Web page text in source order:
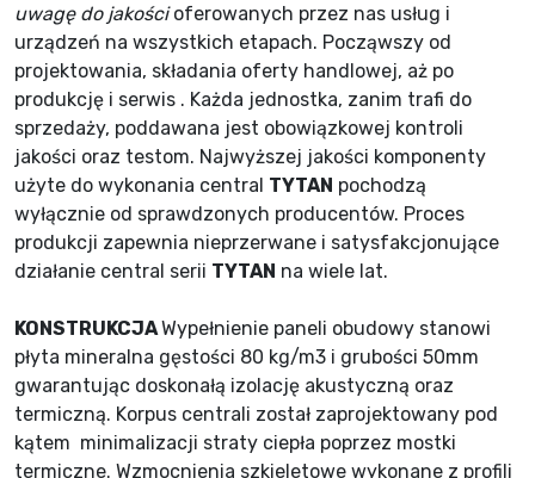
uwagę do jakościoferowanych przez nas usług i
urządzeń na wszystkich etapach. Począwszy od
projektowania, składania oferty handlowej, aż po
produkcję i serwis . Każda jednostka, zanim trafi do
sprzedaży, poddawana jest obowiązkowej kontroli
jakości oraz testom. Najwyższej jakości komponenty
użyte do wykonania central TYTAN pochodzą
wyłącznie od sprawdzonych producentów. Proces
produkcji zapewnia nieprzerwane i satysfakcjonujące
działanie central serii TYTAN na wiele lat.
KONSTRUKCJAWypełnienie paneli obudowy stanowi
płyta mineralna gęstości 80 kg/m3 i grubości 50mm
gwarantując doskonałą izolację akustyczną oraz
termiczną. Korpus centrali został zaprojektowany pod
kątem minimalizacji straty ciepła poprzez mostki
termiczne. Wzmocnienia szkieletowe wykonane z profili